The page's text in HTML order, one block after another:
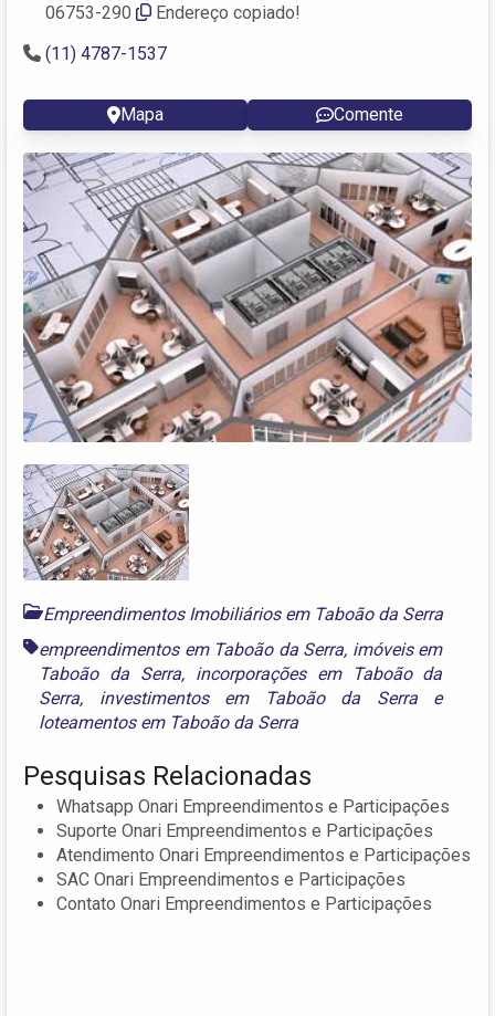
06753-290
Endereço copiado!
(11) 4787-1537
Mapa Comente
Empreendimentos Imobiliários em Taboão da Serra
empreendimentos em Taboão da Serra, imóveis em
Taboão da Serra, incorporações em Taboão da
Serra, investimentos em Taboão da Serrae
loteamentos em Taboão da Serra
Pesquisas Relacionadas
Whatsapp Onari Empreendimentos e Participações
Suporte Onari Empreendimentos e Participações
Atendimento Onari Empreendimentos e Participações
SAC Onari Empreendimentos e Participações
Contato Onari Empreendimentos e Participações